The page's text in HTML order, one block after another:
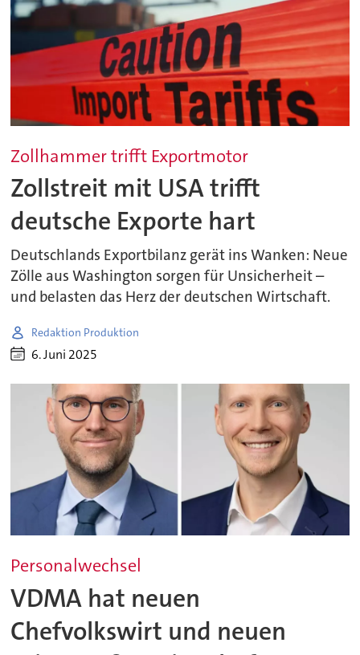
Zollhammer trifft Exportmotor
Zollstreit mit USA trifft
deutsche Exporte hart
Deutschlands Exportbilanz gerät ins Wanken: Neue
Zölle aus Washington sorgen für Unsicherheit –
und belasten das Herz der deutschen Wirtschaft.
Redaktion Produktion
6. Juni 2025
Personalwechsel
VDMA hat neuen
Chefvolkswirt und neuen